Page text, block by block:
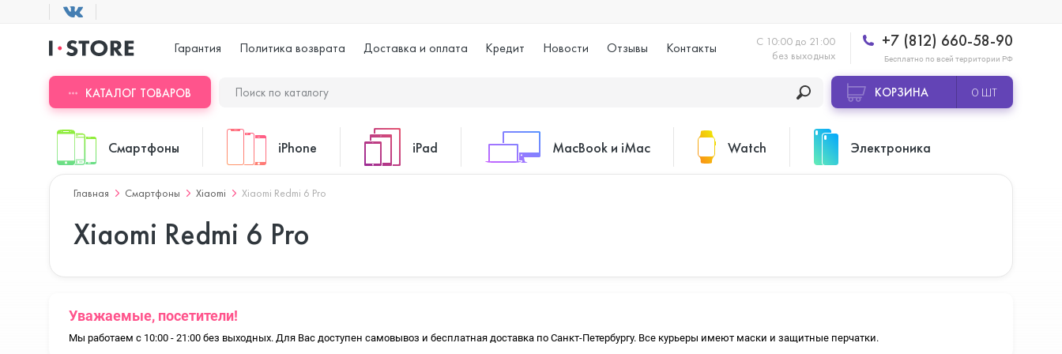
Гарантия Политика возврата Доставка и оплата Кредит Новости Отзывы Контакты
С 10:00 до 21:00
без выходных
+7 (812) 660-58-90
Бесплатно по всей территории РФ
КАТАЛОГ ТОВАРОВ КОРЗИНА 0 ШТ
Смартфоны
Blackview
Doogee
iPhone
iPhone 17 Pro
iPhone 17 Air
iPad
iPad 10.9 (2022)
iPad Air (2020)
MacBook и iMac
Macbook Air
Macbook Pro
Watch
Apple Watch Series 10
Apple Watch Series 11
Электроника
Камеры GoPro
Планшеты
Главная Смартфоны Xiaomi Xiaomi Redmi 6 Pro
Xiaomi Redmi 6 Pro
Уважаемые, посетители!
Мы работаем с 10:00 - 21:00 без выходных. Для Вас доступен самовывоз и бесплатная доставка по Санкт-Петербургу. Все курьеры имеют маски и защитные перчатки.